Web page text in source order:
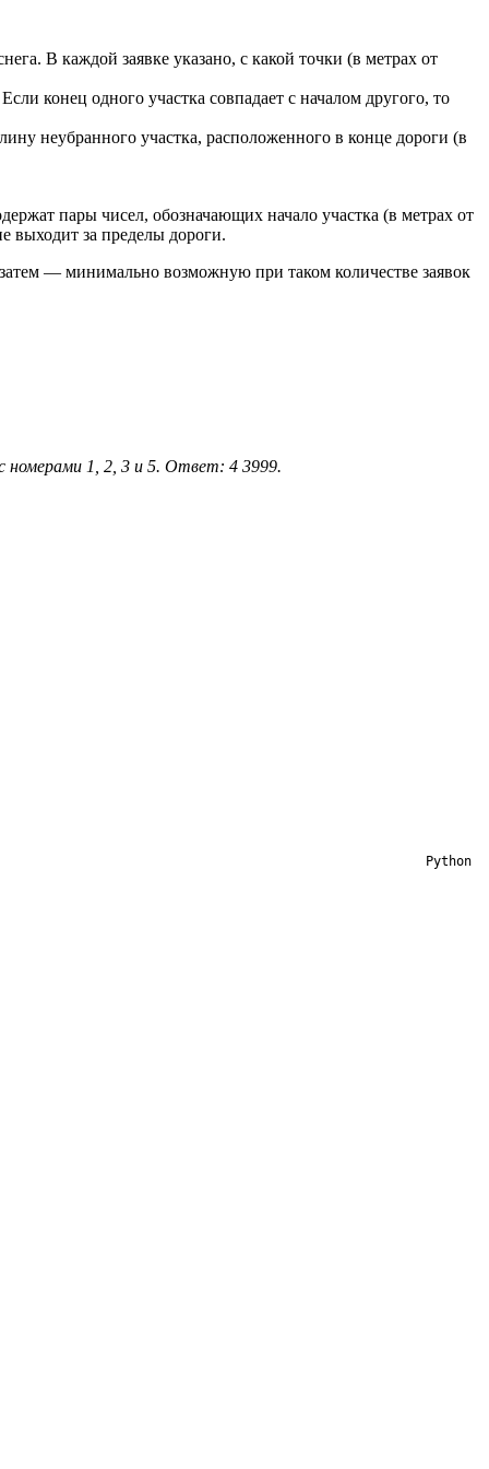
В каждой заявке указано, с какой точки (в метрах от
конец одного участка совпадает с началом другого, то
неубранного участка, расположенного в конце дороги (в
пары чисел, обозначающих начало участка (в метрах от
выходит за пределы дороги.
— минимально возможную при таком количестве заявок
номерами 1, 2, 3 и 5. Ответ: 4 3999.
Python